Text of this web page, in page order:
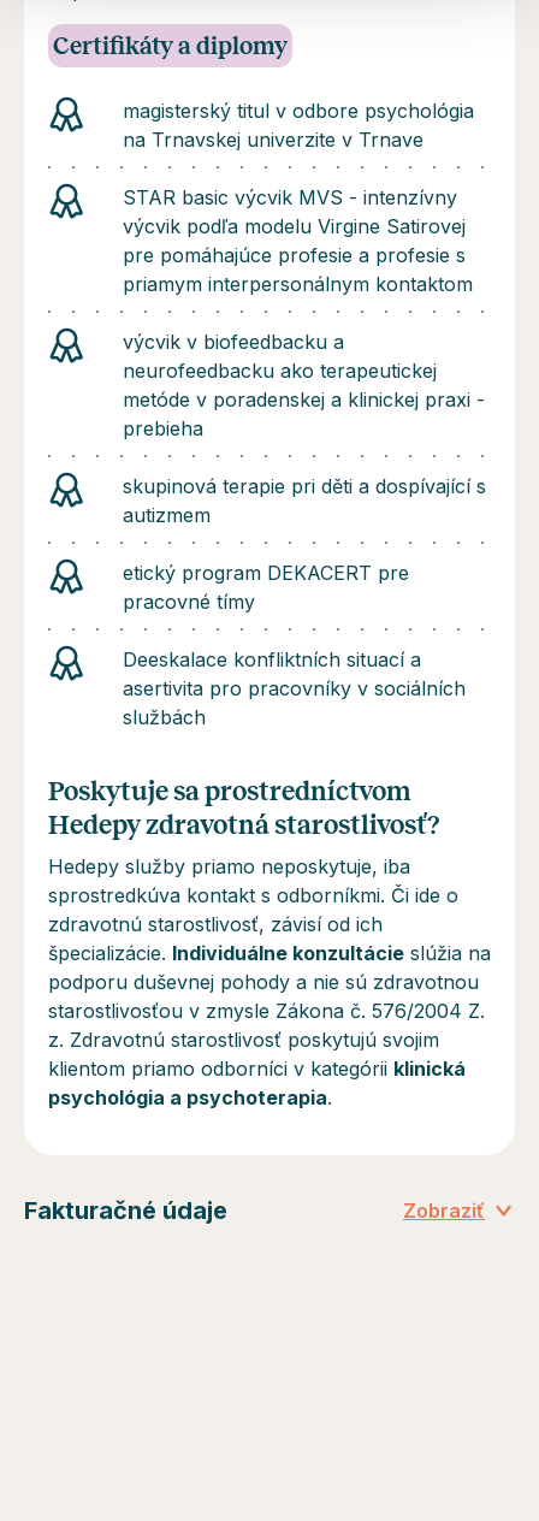
Certifikáty a diplomy
magisterský titul v odbore psychológia
na Trnavskej univerzite v Trnave
STAR basic výcvik MVS - intenzívny
výcvik podľa modelu Virgine Satirovej
pre pomáhajúce profesie a profesie s
priamym interpersonálnym kontaktom
výcvik v biofeedbacku a
neurofeedbacku ako terapeutickej
metóde v poradenskej a klinickej praxi -
prebieha
skupinová terapie pri děti a dospívající s
autizmem
etický program DEKACERT pre
pracovné tímy
Deeskalace konfliktních situací a
asertivita pro pracovníky v sociálních
službách
Poskytuje sa prostredníctvom
Hedepy zdravotná starostlivosť?
Hedepy služby priamo neposkytuje, iba
sprostredkúva kontakt s odborníkmi. Či ide o
zdravotnú starostlivosť, závisí od ich
špecializácie. Individuálne konzultácie slúžia na
podporu duševnej pohody a nie sú zdravotnou
starostlivosťou v zmysle Zákona č. 576/2004 Z.
z. Zdravotnú starostlivosť poskytujú svojim
klientom priamo odborníci v kategórii klinická
psychológia a psychoterapia.
Fakturačné údaje Zobraziť